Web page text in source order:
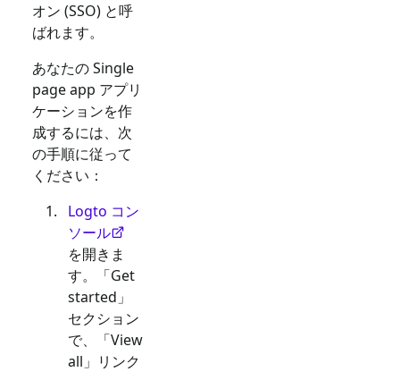
オン (SSO) と呼
ばれます。
あなたのSingle
page app アプリ
ケーションを作
成するには、次
の手順に従って
ください：
Logto コン
ソール
を開きま
す。「Get
started」
セクション
で、「View
all」リンク